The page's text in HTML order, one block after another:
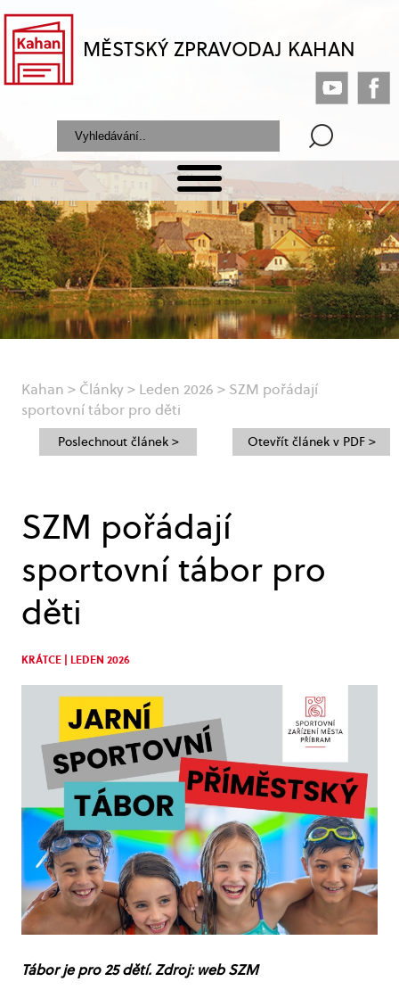
MĚSTSKÝ ZPRAVODAJ KAHAN
Kahan > Články> Leden 2026 > SZM pořádají
sportovní tábor pro děti
SZM pořádají
sportovní tábor pro
děti
KRÁTCE | LEDEN 2026
Tábor je pro 25 dětí. Zdroj: web SZM
Poslechnout článek > Otevřít článek v PDF >